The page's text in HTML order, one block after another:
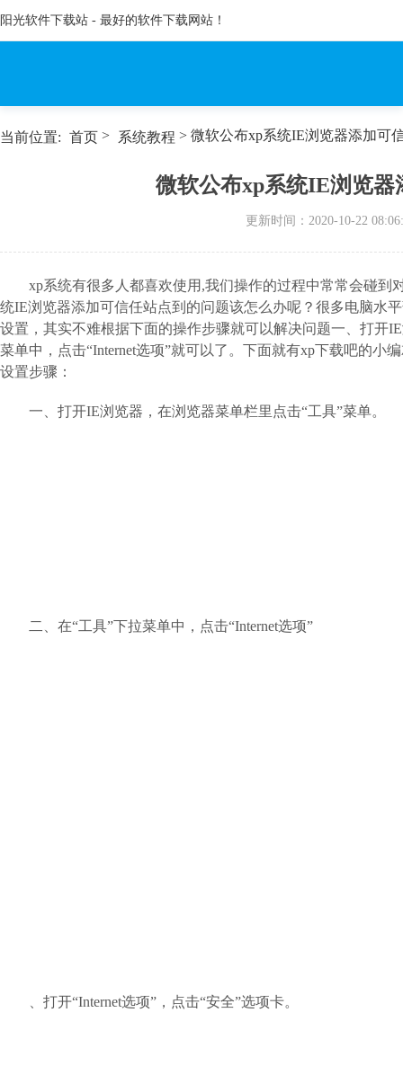
阳光软件下载站 - 最好的软件下载网站！
当前位置: 首页 > 系统教程 > 微软公布xp系统IE浏览器添加可
微软公布xp系统IE浏览
更新时间： 2020-10-22
xp系统有很多人都喜欢使用,我们操作的过程中常常会碰
统IE浏览器添加可信任站点到的问题该怎么办呢？很多电脑水
设置，其实不难根据下面的操作步骤就可以解决问题一、打开
菜单中，点击“Internet选项”就可以了。下面就有xp下载吧的
设置步骤：
一、打开IE浏览器，在浏览器菜单栏里点击“工具”菜单。
二、在“工具”下拉菜单中，点击“Internet选项”
、打开“Internet选项”，点击“安全”选项卡。